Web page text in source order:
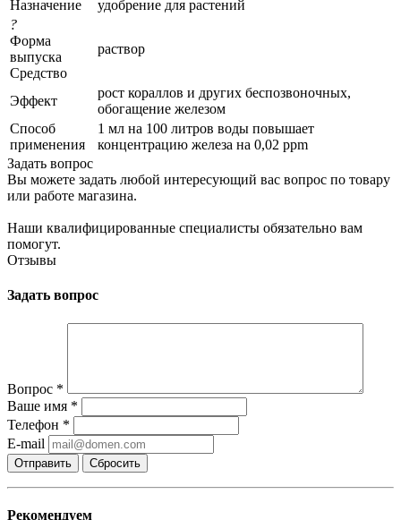
Назначение
удобрение для растений
?
Форма
выпуска
Средство
раствор
Эффект
рост кораллов и других беспозвоночных,
обогащение железом
Способ
применения
1 мл на 100 литров воды повышает
концентрацию железа на 0,02 ppm
Задать вопрос
Вы можете задать любой интересующий вас вопрос по товару
или работе магазина.
Наши квалифицированные специалисты обязательно вам
помогут.
Отзывы
Задать вопрос
Вопрос *
Ваше имя *
Телефон *
E-mail
Сбросить
Рекомендуем